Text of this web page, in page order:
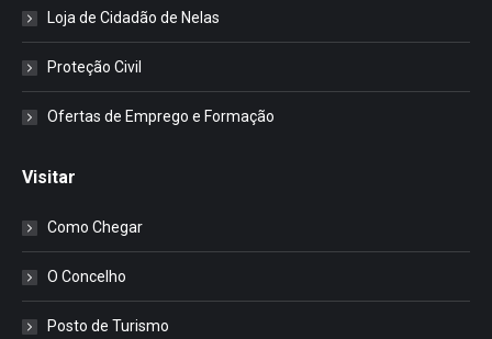
Loja de Cidadão de Nelas
Proteção Civil
Ofertas de Emprego e Formação
Visitar
Como Chegar
O Concelho
Posto de Turismo